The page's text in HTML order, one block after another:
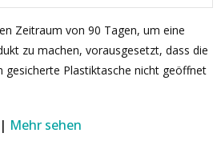
Zeitraum von 90 Tagen, um eine
zu machen, vorausgesetzt, dass die
gesicherte Plastiktasche nicht geöffnet
Mehr sehen